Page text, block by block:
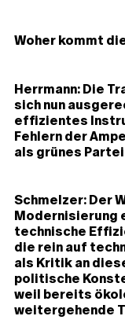
Woher kommt
Herrmann: Die
sich nun
effizientes
Fehlern der
als grünes
Schmelzer: Der
Modernisierung
technische
die rein auf
als Kritik an
politische
weil bereits
weitergehende